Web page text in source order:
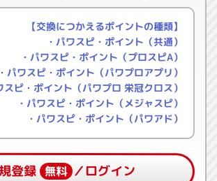
【交換につかえるポイントの種類】
・パワスピ・ポイント（共通）
・パワスピ・ポイント（プロスピA）
・パワスピ・ポイント（パワプロアプリ）
スピ・ポイント（パワプロ 栄冠クロス）
・パワスピ・ポイント（メジャスピ）
・パワスピ・ポイント（パワアド）
登録 無料 ／ログイン